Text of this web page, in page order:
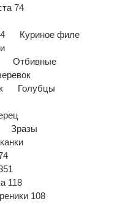
74
Куриное филе
Отбивные
Голубцы
Зразы
118
108